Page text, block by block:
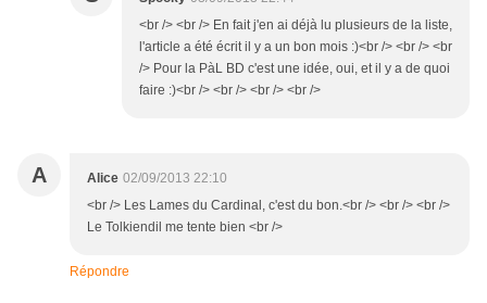
<br /> <br /> En fait j'en ai déjà lu plusieurs de la liste,
l'article a été écrit il y a un bon mois :)<br /> <br /> <br
/> Pour la PàL BD c'est une idée, oui, et il y a de quoi
faire :)<br /> <br /> <br /> <br />
A Alice 02/09/2013 22:10
<br /> Les Lames du Cardinal, c'est du bon.<br /> <br /> <br />
Le Tolkiendil me tente bien <br />
Répondre